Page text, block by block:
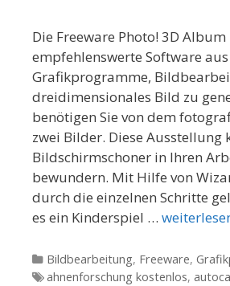
Die Freeware Photo! 3D
empfehlenswerte Software
Grafikprogramme,
dreidimensionales Bild zu
benötigen Sie von dem
zwei Bilder. Diese Ausstellung
Bildschirmschoner in Ihren
bewundern. Mit Hilfe von
durch die einzelnen Schritte
es ein Kinderspiel …
Kategorien
Bildbearbeitung, Freeware,
Tags
ahnenforschung kostenlos,